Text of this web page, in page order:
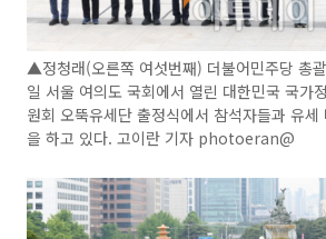
▲정청래(오른쪽 여섯번째) 더불어민주당 총
일 서울 여의도 국회에서 열린 대한민국 국가
원회 오뚝유세단 출정식에서 참석자들과 유
을 하고 있다. 고이란 기자 photoeran@